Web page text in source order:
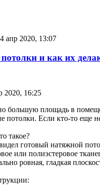
апр 2020, 13:07
и как их
2020, 16:25
большую площадь в
Если кто-то еще
такое?
готовый натяжной
или полиэстеровое
ровная, гладкая